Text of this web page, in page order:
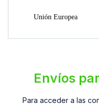
Unión Europea
Envíos
Para acceder a las